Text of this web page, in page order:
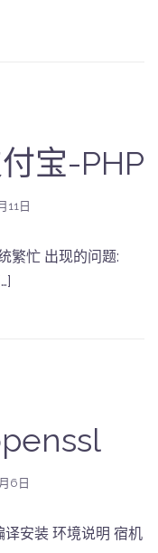
宝-PHP
11日
繁忙 出现的问题:
6日
安装 环境说明 宿机